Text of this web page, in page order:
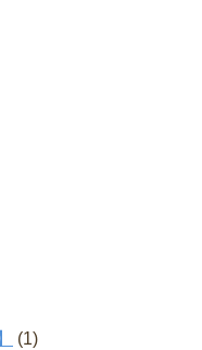
(1)